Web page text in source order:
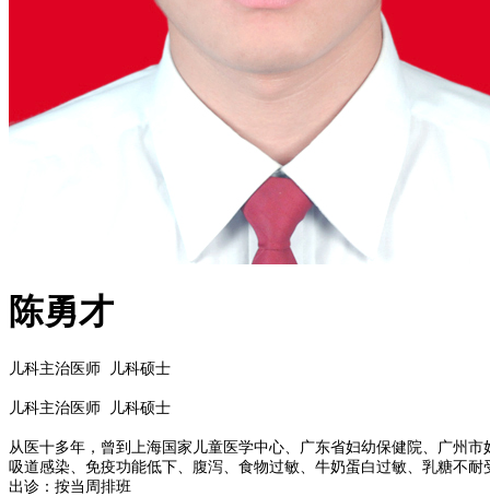
陈勇才
儿科主治医师 儿科硕士
儿科主治医师 儿科硕士
从医十多年，曾到上海国家儿童医学中心、广东省妇幼保健院、广州
吸道感染、免疫功能低下、腹泻、食物过敏、牛奶蛋白过敏、乳糖不
出诊：按当周排班